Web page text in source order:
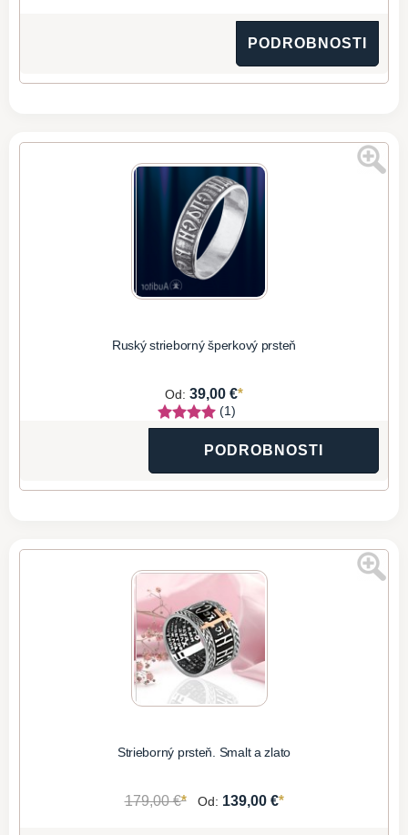
PODROBNOSTI
Ruský strieborný šperkový prsteň
Od: 39,00 €*
(1)
PODROBNOSTI
Strieborný prsteň. Smalt a zlato
179,00 €* Od: 139,00 €*